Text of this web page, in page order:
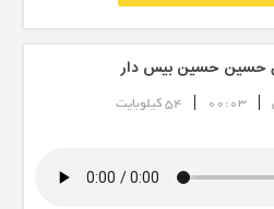
حسین حسین بیس دار
|
00:03
| 54 کیلوبایت